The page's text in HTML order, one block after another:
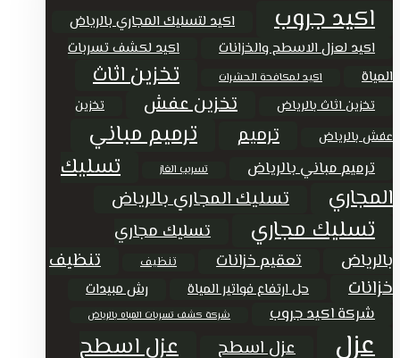
اكيد جروب اكيد لتسليك المجاري بالرياض
اكيد لعزل الاسطح والخزانات
اكيد لكشف تسربات
المياة
اكيد لمكافحة الحشرات تخزين اثاث
تخزين اثاث بالرياض تخزين عفش
تخزين
عفش بالرياض
ترميم ترميم مباني
ترميم مباني بالرياض تسريب الغاز
تسليك
المجاري
تسليك المجاري بالرياض
تسليك مجاري
تسليك مجاري
بالرياض
تعقيم خزانات تنظيف
تنظيف
خزانات
حل ارتفاع فواتير المياة رش مبيدات
شركة اكيد جروب شركة كشف تسربات المياه بالرياض
عزل عزل اسطح
عزل اسطح